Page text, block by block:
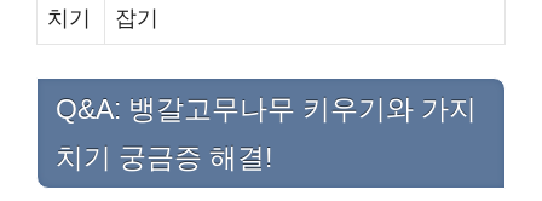
치기
잡기
Q&A: 뱅갈고무나무 키우기와 가지
치기 궁금증 해결!